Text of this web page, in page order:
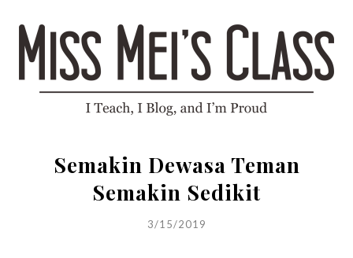
Semakin Dewasa Teman
Semakin Sedikit
3/15/2019